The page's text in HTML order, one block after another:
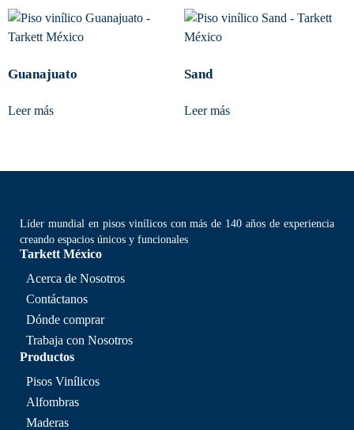
Guanajuato
Leer más
Sand
Leer más
Líder mundial en pisos vinílicos con más de 140 años de experiencia
creando espacios únicos y funcionales
Tarkett México
Acerca de Nosotros
Contáctanos
Dónde comprar
Trabaja con Nosotros
Productos
Pisos Vinílicos
Alfombras
Maderas